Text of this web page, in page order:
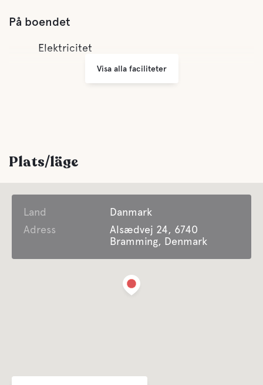
På boendet
Elektricitet
Visa alla faciliteter
Plats/läge
Land
Danmark
Adress
Alsædvej 24, 6740
Bramming, Denmark